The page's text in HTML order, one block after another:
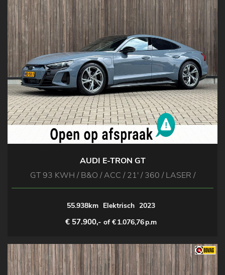
AUDI E-TRON GT
GT 93 KWH / B&O / ACC / 21' / 360 / LASER /
55.938km Elektrisch 2023
€ 57.900,- of €1.076,76p.m